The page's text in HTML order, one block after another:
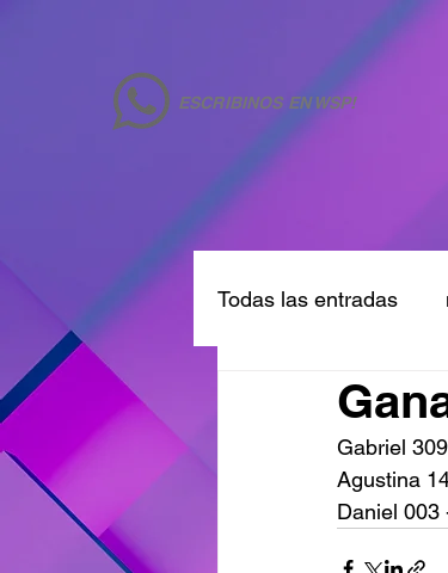
ESCRIBINOS EN WSP!
Todas las entradas
Gabriel
Agustina
Daniel 003